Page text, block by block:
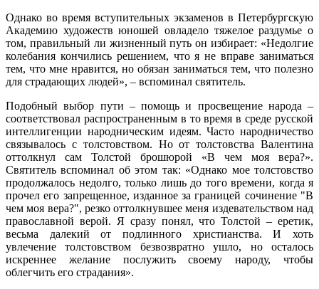
Однако во время вступительных экзаменов в Петербургскую
Академию художеств юношей овладело тяжелое раздумье о
том, правильный ли жизненный путь он избирает: «Недолгие
колебания кончились решением, что я не вправе заниматься
тем, что мне нравится, но обязан заниматься тем, что полезно
для страдающих людей», – вспоминал святитель.
Подобный выбор пути – помощь и просвещение народа –
соответствовал распространенным в то время в среде русской
интеллигенции народническим идеям. Часто народничество
связывалось с толстовством. Но от толстовства Валентина
оттолкнул сам Толстой брошюрой «В чем моя вера?».
Святитель вспоминал об этом так: «Однако мое толстовство
продолжалось недолго, только лишь до того времени, когда я
прочел его запрещенное, изданное за границей сочинение "В
чем моя вера?", резко оттолкнувшее меня издевательством над
православной верой. Я сразу понял, что Толстой – еретик,
весьма далекий от подлинного христианства. И хоть
увлечение толстовством безвозвратно ушло, но осталось
искреннее желание послужить своему народу, чтобы
облегчить его страдания».